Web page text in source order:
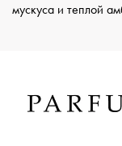
мускуса и теплой